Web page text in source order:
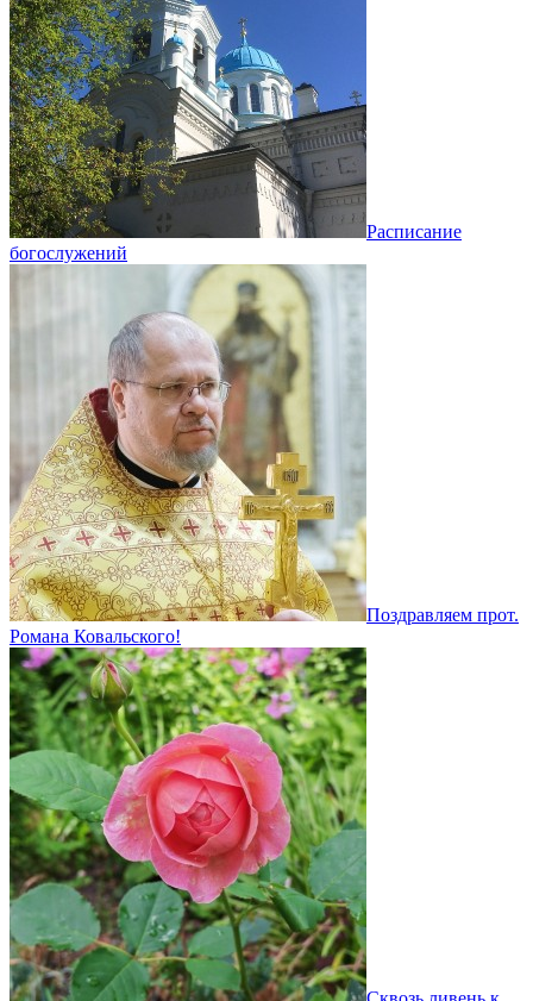
Расписание
богослужений
Поздравляем прот.
Романа Ковальского!